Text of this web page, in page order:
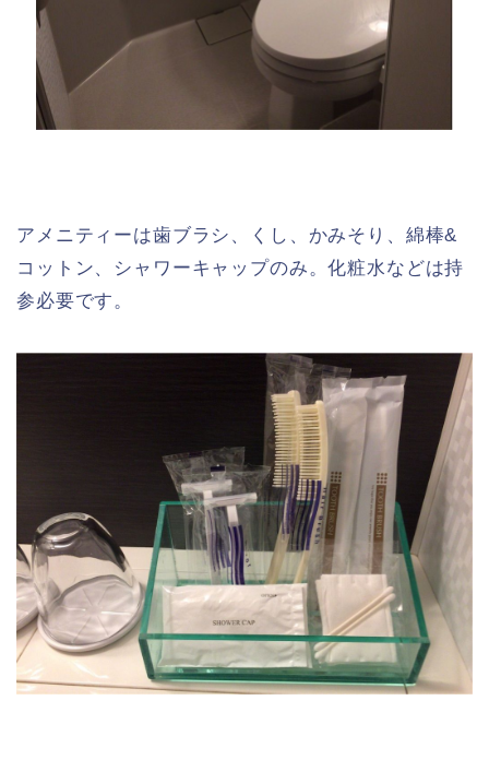
アメニティーは歯ブラシ、くし、かみそり、綿棒&
コットン、シャワーキャップのみ。化粧水などは持
参必要です。